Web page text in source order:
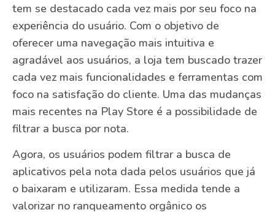
tem se destacado cada vez mais por seu foco na
experiência do usuário. Com o objetivo de
oferecer uma navegação mais intuitiva e
agradável aos usuários, a loja tem buscado trazer
cada vez mais funcionalidades e ferramentas com
foco na satisfação do cliente. Uma das mudanças
mais recentes na Play Store é a possibilidade de
filtrar a busca por nota.
Agora, os usuários podem filtrar a busca de
aplicativos pela nota dada pelos usuários que já
o baixaram e utilizaram. Essa medida tende a
valorizar no ranqueamento orgânico os